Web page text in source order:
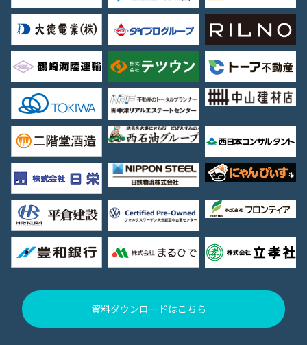
資料ダウンロードはこちら